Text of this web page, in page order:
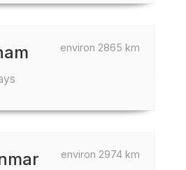
environ 2865 km
environ 2974 km